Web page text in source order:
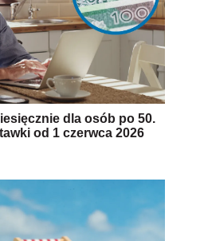
dla osób po 50.
od 1 czerwca 2026